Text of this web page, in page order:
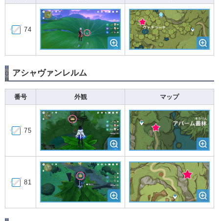
74
アシャヴァンレルム
番号 外観 マップ
75
81